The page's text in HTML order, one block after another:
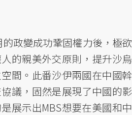
政變成功鞏固權力後，極欲
的親美外交原則，提升沙烏
間。此番沙伊兩國在中國斡
議，固然是展現了中國的影
展示出MBS想要在美國和中